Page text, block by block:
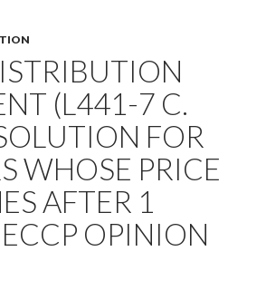
(L441-7 C.
FOR
WHOSE PRICE
AFTER 1
OPINION